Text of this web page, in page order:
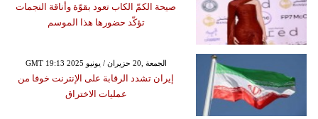
صيحة الكمّ الكاب تعود بقوّة وأناقة النجمات
تؤكّد حضورها هذا الموسم
GMT 19:13 2025 الجمعة ,20 حزيران / يونيو
إيران تشدد الرقابة على الإنترنت خوفا من
عمليات الاختراق